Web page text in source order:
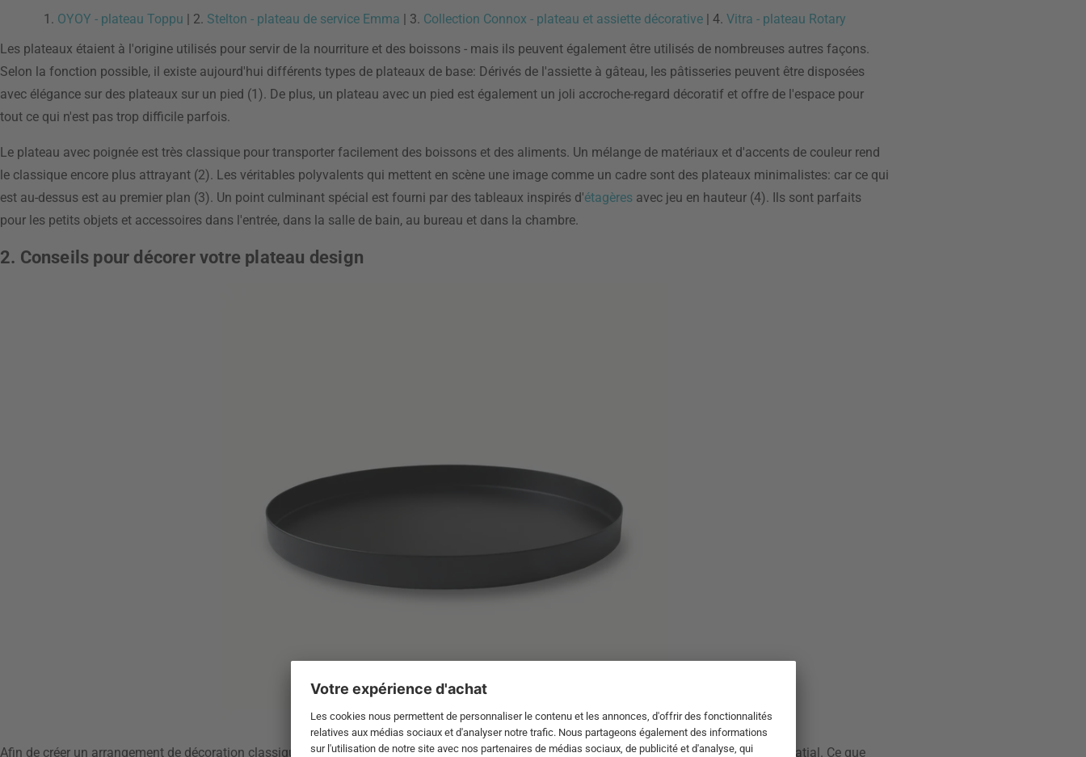
1. OYOY - plateau Toppu | 2. Stelton - plateau de service Emma | 3. Collection Connox - plateau et assiette décorative| 4. Vitra - plateau Rotary
Les plateaux étaient à l'origine utilisés pour servir de la nourriture et des boissons - mais ils peuvent également être utilisés de nombreuses autres façons.
Selon la fonction possible, il existe aujourd'hui différents types de plateaux de base: Dérivés de l'assiette à gâteau, les pâtisseries peuvent être disposées
avec élégance sur des plateaux sur un pied (1). De plus, un plateau avec un pied est également un joli accroche-regard décoratif et offre de l'espace pour
tout ce qui n'est pas trop difficile parfois.
Le plateau avec poignée est très classique pour transporter facilement des boissons et des aliments. Un mélange de matériaux et d'accents de couleur rend
le classique encore plus attrayant (2). Les véritables polyvalents qui mettent en scène une image comme un cadre sont des plateaux minimalistes: car ce qui
est au-dessus est au premier plan (3). Un point culminant spécial est fourni par des tableaux inspirés d'étagères avec jeu en hauteur (4). Ils sont parfaits
pour les petits objets et accessoires dans l'entrée, dans la salle de bain, au bureau et dans la chambre.
2. Conseils pour décorer votre plateau design
Afin de créer un arrangement de décoration classique sur un plateau, créez une gradation de hauteur claire. Parce que cela renforce l'effet spatial. Ce que